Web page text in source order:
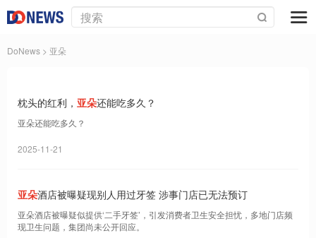
DoNews > 亚朵
枕头的红利， 亚朵还能吃多久？
亚朵还能吃多久？
2025-11-21
亚朵酒店被曝疑现别人用过牙签 涉事门店已无法预订
亚朵酒店被曝疑似提供‘二手牙签’，引发消费者卫生安全担忧，多地门店频
现卫生问题，集团尚未公开回应。